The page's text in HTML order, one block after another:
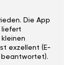
Die App
liefert
exzellent (E-
beantwortet).